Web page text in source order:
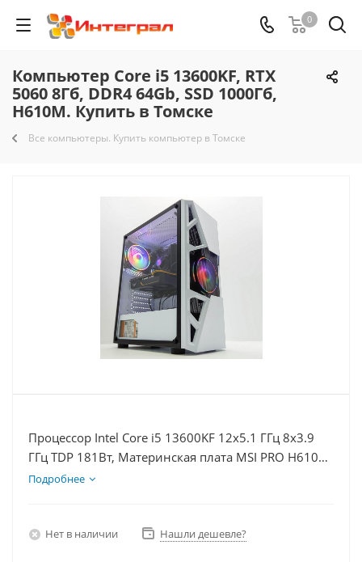
0
Компьютер Core i5 13600KF, RTX
5060 8Гб, DDR4 64Gb, SSD 1000Гб,
H610M. Купить в Томске
Все компьютеры. Купить компьютер в Томске
Процессор Intel Core i5 13600KF 12x5.1 ГГц 8x3.9
ГГц TDP 181Вт, Материнская плата MSI PRO H610M-
E, Видеокарта RTX 5060 8Гб, Память DDR4 64Gb,
Подробнее
Нет в наличии Нашли дешевле?